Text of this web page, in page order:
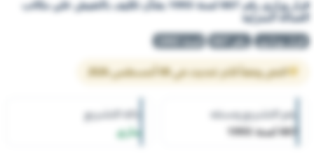
قرار وزاري رقم 667 لسنة 1993 بشأن تكليف بالتفيش علي مكاتب
العمالة المنزلية
قرار وزاري رقم 667 لسنة 1993
النص وفقاً لآخر تحديث في 08 أغسطس 2026
رقم التشريع وسنته
667 لسنة 1993
حالة التشريع
ساري